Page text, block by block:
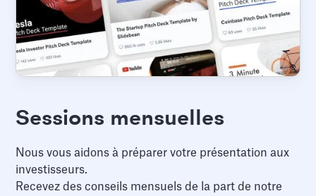
Sessions mensuelles
Nous vous aidons à préparer votre présentation aux
investisseurs.
Recevez des conseils mensuels de la part de notre